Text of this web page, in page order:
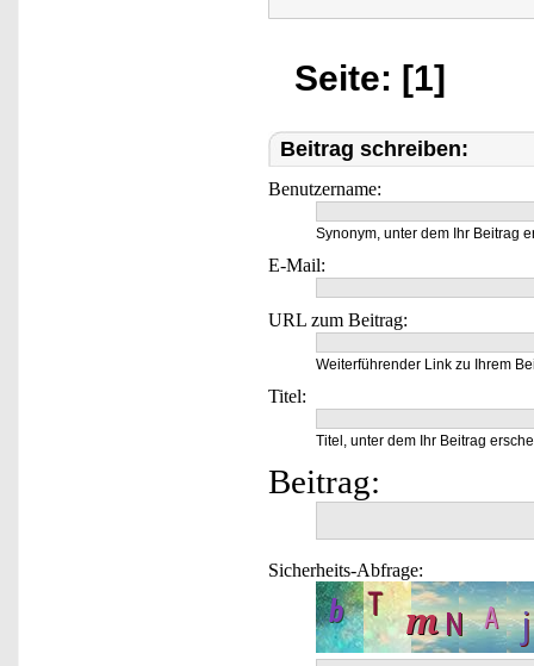
Seite: [1]
Beitrag schreiben:
Benutzername:
Synonym, unter dem Ihr Beitrag
E-Mail:
URL zum Beitrag:
Weiterführender Link zu Ihrem
Titel:
Titel, unter dem Ihr Beitrag
Beitrag:
Sicherheits-Abfrage: